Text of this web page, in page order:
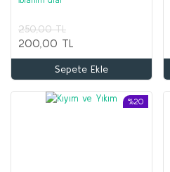
250,00 TL
200,00 TL
Sepete Ekle
%20